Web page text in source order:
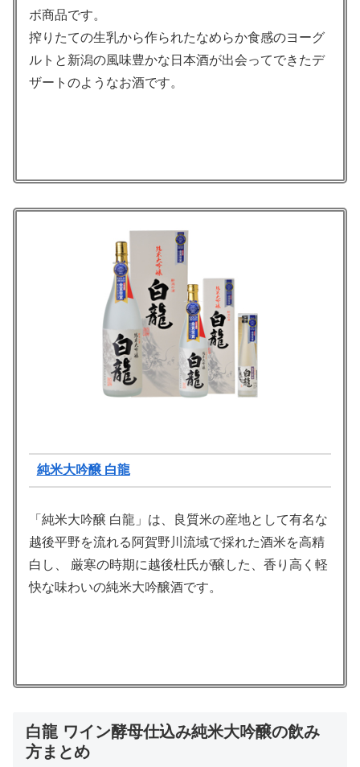
ボ商品です。
搾りたての生乳から作られたなめらか食感のヨーグ
ルトと新潟の風味豊かな日本酒が出会ってできたデ
ザートのようなお酒です。
純米大吟醸 白龍
「純米大吟醸 白龍」は、良質米の産地として有名な
越後平野を流れる阿賀野川流域で採れた酒米を高精
白し、 厳寒の時期に越後杜氏が醸した、香り高く軽
快な味わいの純米大吟醸酒です。
白龍 ワイン酵母仕込み純米大吟醸の飲み
方まとめ